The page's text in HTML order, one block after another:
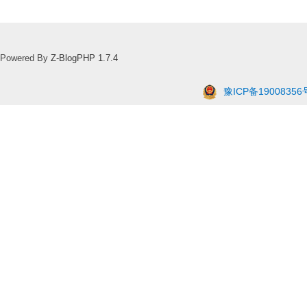
Powered By Z-BlogPHP 1.7.4
豫ICP备19008356